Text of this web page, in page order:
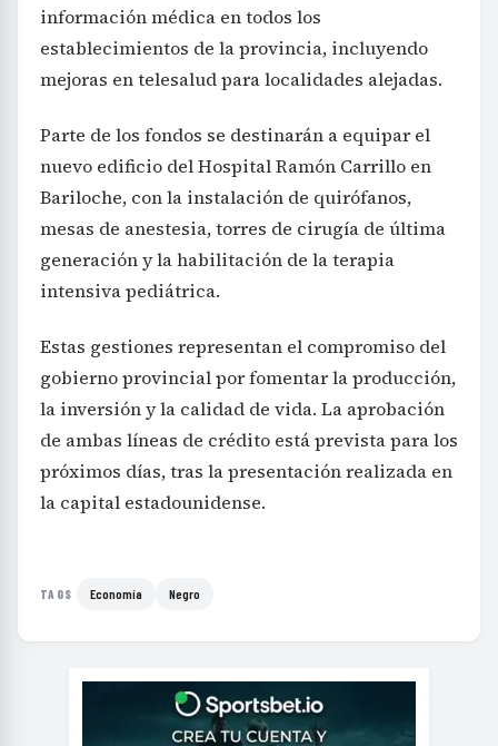
información médica en todos los
establecimientos de la provincia, incluyendo
mejoras en telesalud para localidades alejadas.
Parte de los fondos se destinarán a equipar el
nuevo edificio del Hospital Ramón Carrillo en
Bariloche, con la instalación de quirófanos,
mesas de anestesia, torres de cirugía de última
generación y la habilitación de la terapia
intensiva pediátrica.
Estas gestiones representan el compromiso del
gobierno provincial por fomentar la producción,
la inversión y la calidad de vida. La aprobación
de ambas líneas de crédito está prevista para los
próximos días, tras la presentación realizada en
la capital estadounidense.
TAGS Economía Negro